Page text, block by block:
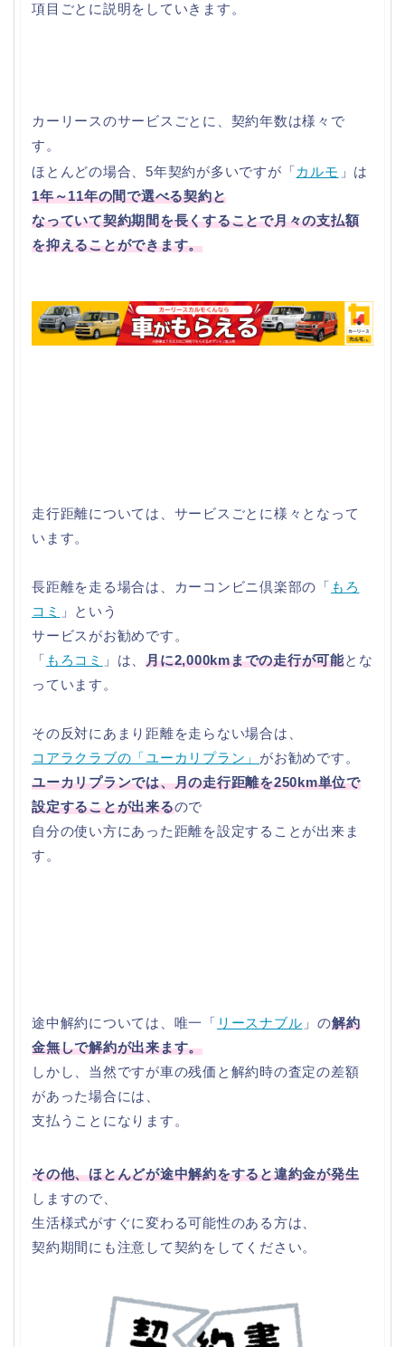
項目ごとに説明をしていきます。
カーリースのサービスごとに、契約年数は様々で
す。
ほとんどの場合、5年契約が多いですが「カルモ 」は
1年～11年の間で選べる契約と
なっていて契約期間を長くすることで月々の支払額
を抑えることができます。
走行距離については、サービスごとに様々となって
います。
長距離を走る場合は、カーコンビニ倶楽部の「 もろ
コミ 」という
サービスがお勧めです。
「 もろコミ 」は、月に2,000kmまでの走行が可能とな
っています。
その反対にあまり距離を走らない場合は、
コアラクラブの「ユーカリプラン」 がお勧めです。
ユーカリプランでは、月の走行距離を250km単位で
設定することが出来るので
自分の使い方にあった距離を設定することが出来ま
す。
途中解約については、唯一「 リースナブル 」の解約
金無しで解約が出来ます。
しかし、当然ですが車の残価と解約時の査定の差額
があった場合には、
支払うことになります。
その他、ほとんどが途中解約をすると違約金が発生
しますので、
生活様式がすぐに変わる可能性のある方は、
契約期間にも注意して契約をしてください。